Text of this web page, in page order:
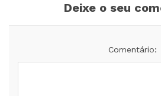
Deixe o seu
Comentário: